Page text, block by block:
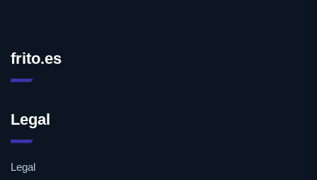
frito.es
Legal
Legal